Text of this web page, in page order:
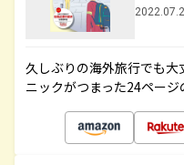
久しぶりの海外旅行でも
ニックがつまった24ペー